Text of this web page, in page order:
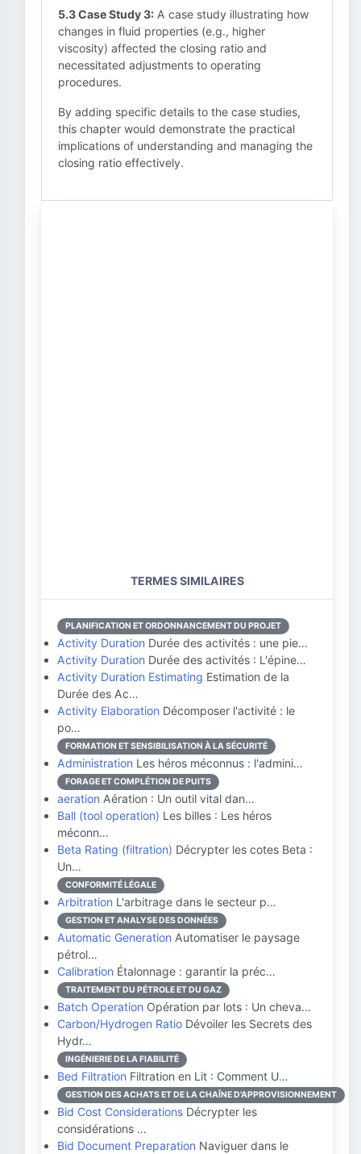
5.3 Case Study 3: A case study illustrating how
changes in fluid properties (e.g., higher
viscosity) affected the closing ratio and
necessitated adjustments to operating
procedures.
By adding specific details to the case studies,
this chapter would demonstrate the practical
implications of understanding and managing the
closing ratio effectively.
TERMES SIMILAIRES
PLANIFICATION ET ORDONNANCEMENT DU PROJET
Activity Duration Durée des activités : une pie…
Activity Duration Durée des activités : L'épine…
Activity Duration Estimating Estimation de la
Durée des Ac…
Activity Elaboration Décomposer l'activité : le
po…
FORMATION ET SENSIBILISATION À LA SÉCURITÉ
Administration Les héros méconnus : l'admini…
FORAGE ET COMPLÉTION DE PUITS
aeration Aération : Un outil vital dan…
Ball (tool operation) Les billes : Les héros
méconn…
Beta Rating (filtration) Décrypter les cotes Beta :
Un…
CONFORMITÉ LÉGALE
Arbitration L'arbitrage dans le secteur p…
GESTION ET ANALYSE DES DONNÉES
Automatic Generation Automatiser le paysage
pétrol…
Calibration Étalonnage : garantir la préc…
TRAITEMENT DU PÉTROLE ET DU GAZ
Batch Operation Opération par lots : Un cheva…
Carbon/Hydrogen Ratio Dévoiler les Secrets des
Hydr…
INGÉNIERIE DE LA FIABILITÉ
Bed Filtration Filtration en Lit : Comment U…
GESTION DES ACHATS ET DE LA CHAÎNE D'APPROVISIONNEMENT
Bid Cost Considerations Décrypter les
considérations …
Bid Document Preparation Naviguer dans le